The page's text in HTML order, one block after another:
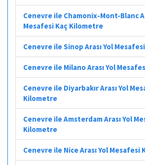
Cenevre ile Chamonix-Mont-Blanc
Mesafesi Kaç Kilometre
Cenevre ile Sinop Arası Yol
Cenevre ile Milano Arası Yol
Cenevre ile Diyarbakır Arası Yol
Kilometre
Cenevre ile Amsterdam Arası Yol
Kilometre
Cenevre ile Nice Arası Yol Mesafesi